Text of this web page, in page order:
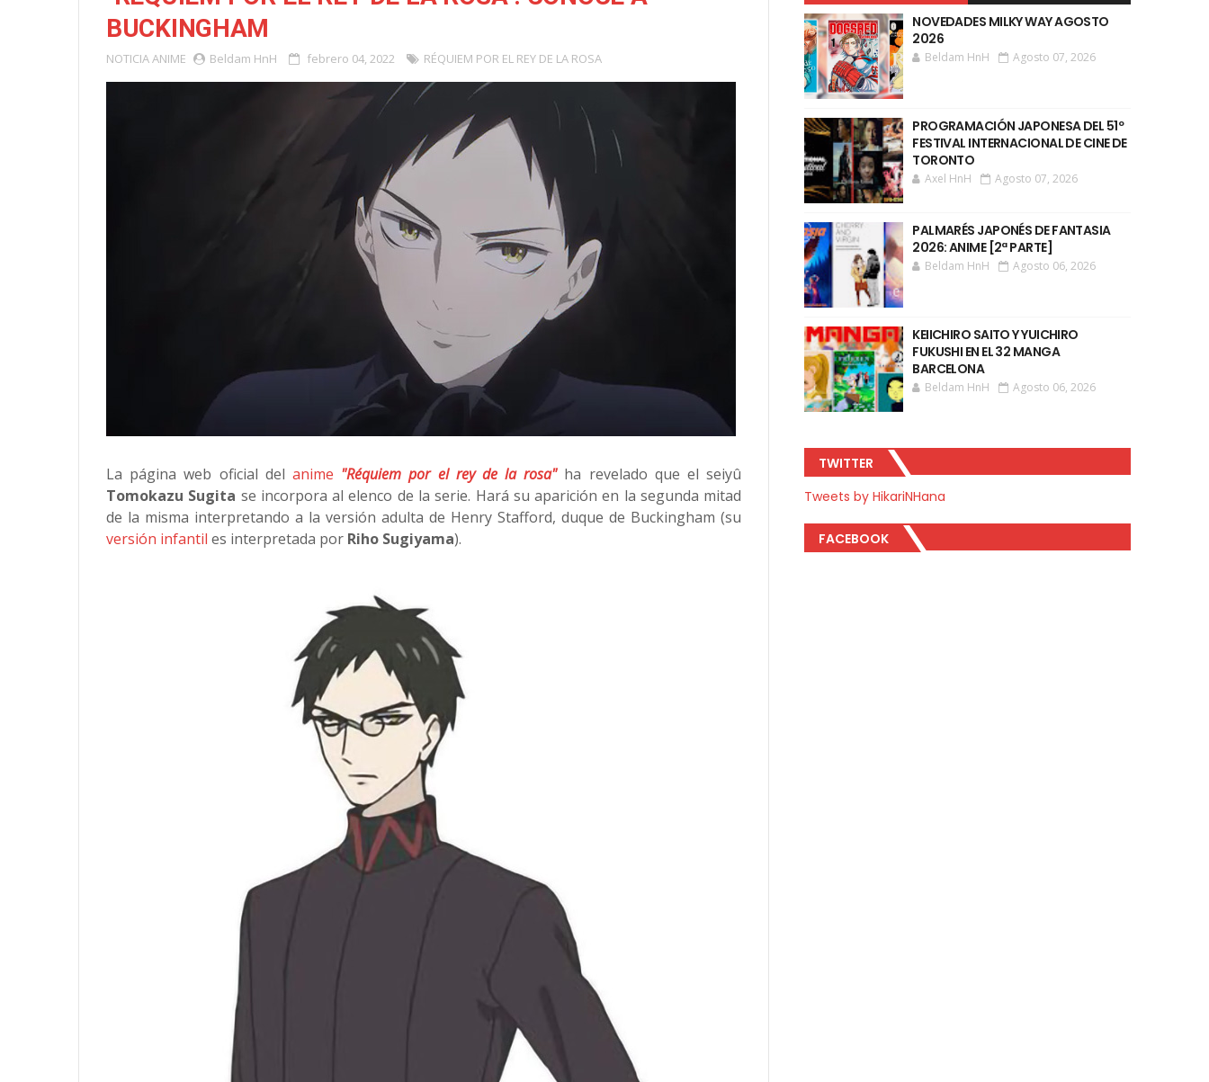
BUCKINGHAM
NOTICIAANIME Beldam HnH febrero 04, 2022 RÉQUIEM POR EL REY DE LA ROSA
La página web oficial del anime "Réquiem por el rey de la rosa"ha revelado que el seiyû
Tomokazu Sugita se incorpora al elenco de la serie. Hará su aparición en la segunda mitad
de la misma interpretando a la versión adulta de Henry Stafford, duque de Buckingham (su
versión infantil es interpretada por Riho Sugiyama).
NOVEDADES MILKY WAY AGOSTO
2026
Beldam HnH Agosto 07, 2026
PROGRAMACIÓN JAPONESA DEL 51º
FESTIVAL INTERNACIONAL DE CINE DE
TORONTO
Axel HnH Agosto 07, 2026
PALMARÉS JAPONÉS DE FANTASIA
2026: ANIME [2ª PARTE]
Beldam HnH Agosto 06, 2026
KEIICHIRO SAITO Y YUICHIRO
FUKUSHI EN EL 32 MANGA
BARCELONA
Beldam HnH Agosto 06, 2026
TWITTER
Tweets by HikariNHana
FACEBOOK